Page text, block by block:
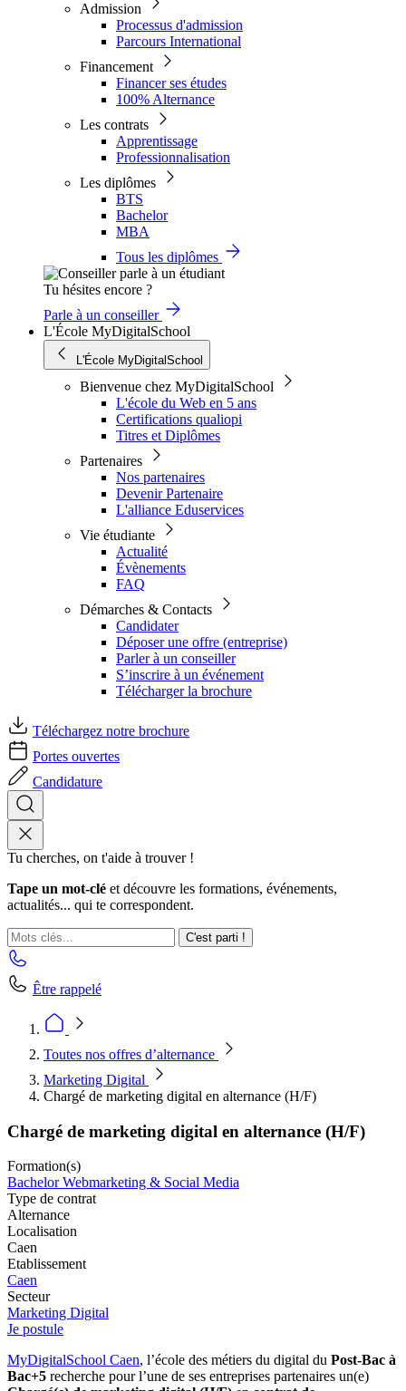
Admission
Processus d'admission
Parcours International
Financement
Financer ses études
100% Alternance
Les contrats
Apprentissage
Professionnalisation
Les diplômes
BTS
Bachelor
MBA
Tous les diplômes
Tu hésites encore ?
Parle à un conseiller
L'École MyDigitalSchool
L'École MyDigitalSchool
Bienvenue chez MyDigitalSchool
L'école du Web en 5 ans
Certifications qualiopi
Titres et Diplômes
Partenaires
Nos partenaires
Devenir Partenaire
L'alliance Eduservices
Vie étudiante
Actualité
Évènements
FAQ
Démarches & Contacts
Candidater
Déposer une offre (entreprise)
Parler à un conseiller
S’inscrire à un événement
Télécharger la brochure
Téléchargez notre brochure
Portes ouvertes
Candidature
Tu cherches, on t'aide à trouver !
Tape un mot-clé et découvre les formations, événements,
actualités... qui te correspondent.
C'est parti !
Être rappelé
Toutes nos offres d’alternance
Marketing Digital
Chargé de marketing digital en alternance (H/F)
Chargé de marketing digital en alternance (H/F)
Formation(s)
Bachelor Webmarketing & Social Media
Type de contrat
Alternance
Localisation
Caen
Etablissement
Caen
Secteur
Marketing Digital
Je postule
MyDigitalSchool Caen, l’école des métiers du digital du Post-Bac à
Bac+5 recherche pour l’une de ses entreprises partenaires un(e)